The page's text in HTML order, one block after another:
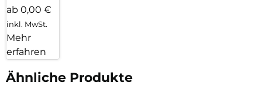
ab 0,00 €
inkl. MwSt.
Mehr
erfahren
Ähnliche Produkte